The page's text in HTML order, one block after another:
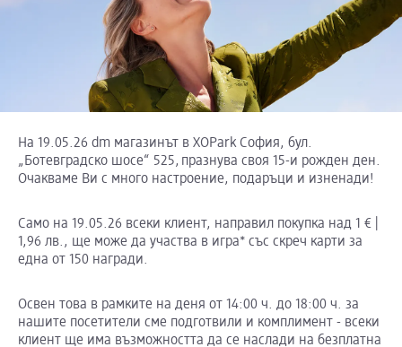
На 19.05.26 dm магазинът в XOPark София, бул.
„Ботевградско шосе“ 525, празнува своя 15-и рожден ден.
Очакваме Ви с много настроение, подаръци и изненади!
Само на 19.05.26 всеки клиент, направил покупка над 1 € |
1,96 лв., ще може да участва в игра* със скреч карти за
една от 150 награди.
Освен това в рамките на деня от 14:00 ч. до 18:00 ч. за
нашите посетители сме подготвили и комплимент - всеки
клиент ще има възможността да се наслади на безплатна